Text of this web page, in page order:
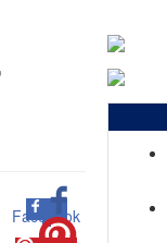
Facebook
0